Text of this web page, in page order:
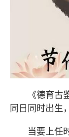
《德育古
同日同时出生
当要上任